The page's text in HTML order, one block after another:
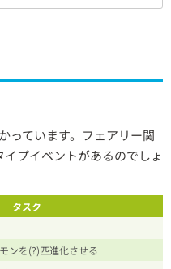
っています。フェアリー関
プイベントがあるのでしょ
タスク
ンを(?)匹進化させる